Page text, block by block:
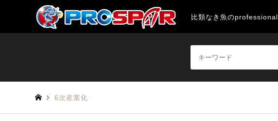
比類なき魚のprofessional
6次産業化